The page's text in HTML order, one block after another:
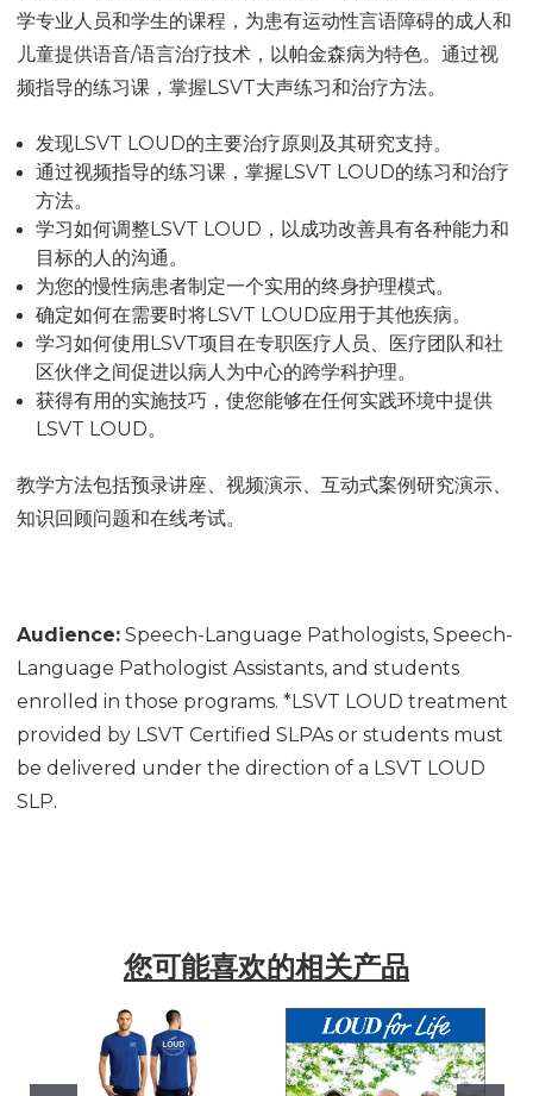
学专业人员和学生的课程，为患有运动性言语障碍的成人和
儿童提供语音/语言治疗技术，以帕金森病为特色。通过视
频指导的练习课，掌握LSVT大声练习和治疗方法。
发现LSVT LOUD的主要治疗原则及其研究支持。
通过视频指导的练习课，掌握LSVT LOUD的练习和治疗
方法。
学习如何调整LSVT LOUD，以成功改善具有各种能力和
目标的人的沟通。
为您的慢性病患者制定一个实用的终身护理模式。
确定如何在需要时将LSVT LOUD应用于其他疾病。
学习如何使用LSVT项目在专职医疗人员、医疗团队和社
区伙伴之间促进以病人为中心的跨学科护理。
获得有用的实施技巧，使您能够在任何实践环境中提供
LSVT LOUD。
教学方法包括预录讲座、视频演示、互动式案例研究演示、
知识回顾问题和在线考试。
Audience: Speech-Language Pathologists, Speech-
Language Pathologist Assistants, and students
enrolled in those programs. *LSVT LOUD treatment
provided by LSVT Certified SLPAs or students must
be delivered under the direction of a LSVT LOUD
SLP.
您可能喜欢的相关产品